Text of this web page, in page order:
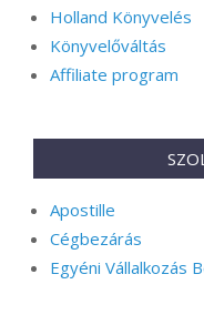
Holland Könyvelés
Könyvelőváltás
Affiliate program
Apostille
Cégbezárás
Egyéni Vállalkozás